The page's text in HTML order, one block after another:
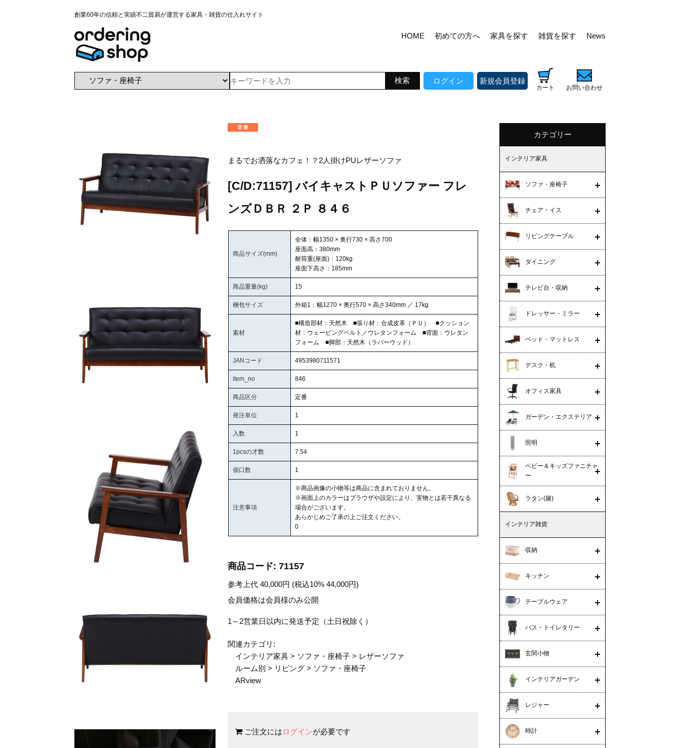
創業60年の信頼と実績不二貿易が運営する家具・雑貨の仕入れサイト
HOME 初めての方へ 家具を探す 雑貨を探す News
ログイン 新規会員登録
カート お問い合わせ
まるでお洒落なカフェ！？2人掛けPUレザーソファ
[C/D:71157] バイキャストＰＵソファー フレ
ンズＤＢＲ ２Ｐ ８４６
商品サイズ(mm)
全体：幅1350 × 奥行730 × 高さ700
座面高：380mm
耐荷重(座面)：120kg
座面下高さ：185mm
商品重量(kg) 15
梱包サイズ 外箱1：幅1270 × 奥行570 × 高さ340mm ／ 17kg
素材
■構造部材：天然木 ■張り材：合成皮革（ＰＵ） ■クッション
材：ウェービングベルト／ウレタンフォーム ■背面：ウレタン
フォーム ■脚部：天然木（ラバーウッド）
JANコード 4953980711571
item_no 846
商品区分 定番
発注単位 1
入数 1
1pcsの才数 7.54
個口数 1
注意事項
※商品画像の小物等は商品に含まれておりません。
※画面上のカラーはブラウザや設定により、実物とは若干異なる
場合がございます。
あらかじめご了承の上ご注文ください。
0
商品コード: 71157
参考上代 40,000円 (税込10%44,000円)
会員価格は会員様のみ公開
1～2営業日以内に発送予定（土日祝除く）
関連カテゴリ:
インテリア家具 > ソファ・座椅子 > レザーソファ
ルーム別 > リビング > ソファ・座椅子
ARview
ご注文にはログインが必要です
カテゴリー
インテリア家具
ソファ・座椅子
チェア・イス
リビングテーブル
ダイニング
テレビ台・収納
ドレッサー・ミラー
ベッド・マットレス
デスク・机
オフィス家具
ガーデン・エクステリア
照明
ベビー＆キッズファニチャ
ー
ラタン(籐)
インテリア雑貨
収納
キッチン
テーブルウェア
バス・トイレタリー
玄関小物
インテリアガーデン
レジャー
時計